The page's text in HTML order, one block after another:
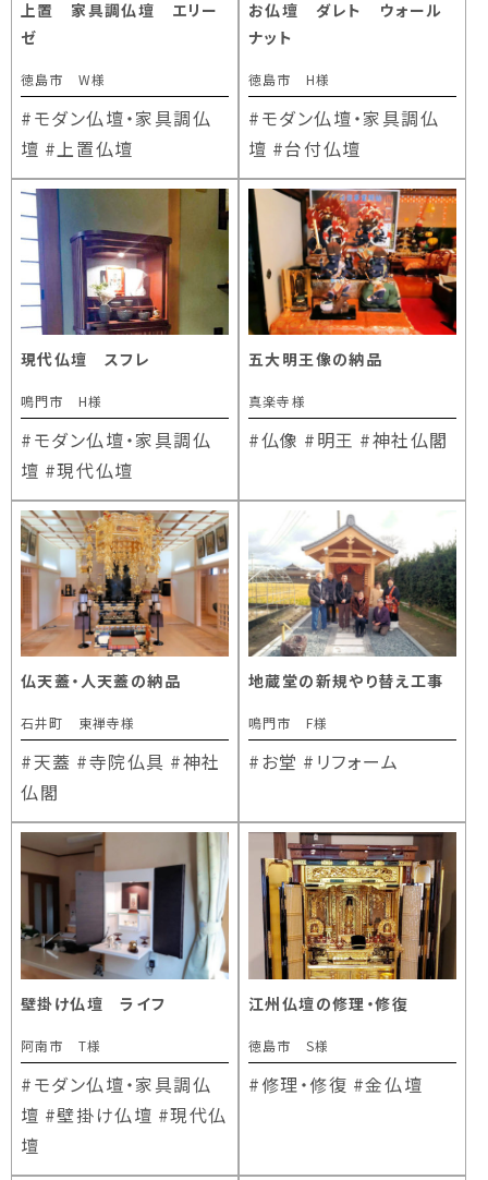
上置 家具調仏壇 エリー
ゼ
徳島市 W様
#モダン仏壇・家具調仏
壇 #上置仏壇
お仏壇 ダレト ウォール
ナット
徳島市 H様
#モダン仏壇・家具調仏
壇 #台付仏壇
現代仏壇 スフレ
鳴門市 H様
#モダン仏壇・家具調仏
壇 #現代仏壇
五大明王像の納品
真楽寺様
#仏像 #明王 #神社仏閣
仏天蓋・人天蓋の納品
石井町 東禅寺様
#天蓋 #寺院仏具 #神社
仏閣
地蔵堂の新規やり替え工事
鳴門市 F様
#お堂 #リフォーム
壁掛け仏壇 ライフ
阿南市 T様
#モダン仏壇・家具調仏
壇 #壁掛け仏壇 #現代仏
壇
江州仏壇の修理・修復
徳島市 S様
#修理・修復 #金仏壇